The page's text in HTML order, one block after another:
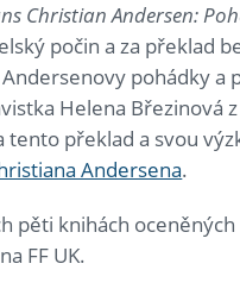
Christian Andersen:
počin a za překlad
pohádky a
Helena Březinová
tento překlad a svou
Andersena.
pěti knihách
FF UK.